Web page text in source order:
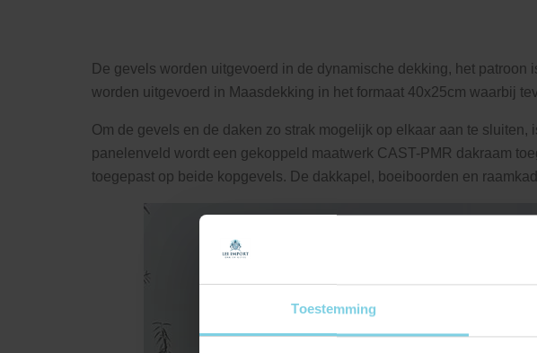
Toestemming
De gevels worden uitgevoerd in de dynamische dekking, het
worden uitgevoerd in Maasdekking in het formaat 40x25cm waarbij
Om de gevels en de daken zo strak mogelijk op elkaar aan te
panelenveld wordt een gekoppeld maatwerk CAST-PMR dakraam
toegepast op beide kopgevels. De dakkapel, boeiboorden en